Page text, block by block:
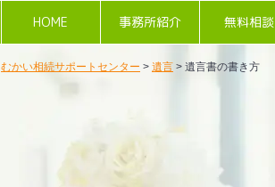
HOME 事務所紹介 無料相談
むかい相続サポートセンター > 遺言 > 遺言書の書き方